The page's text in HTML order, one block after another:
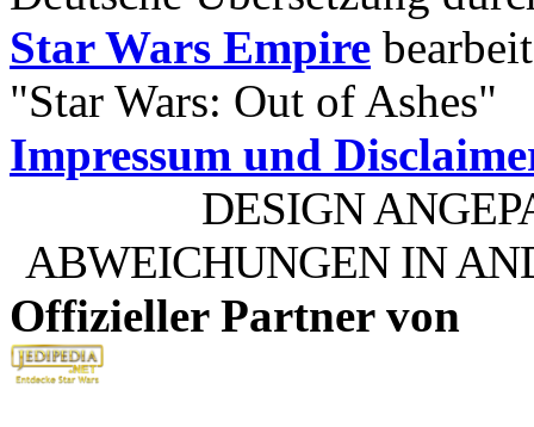
Star Wars Empire
"Star Wars: Out of Ashes"
Impressum und
DESIGN
ABWEICHUNGEN IN
Offizieller Partner von